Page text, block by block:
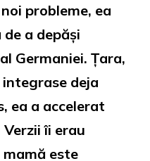
probleme, ea
a depăși
Germaniei. Țara,
deja
ea a accelerat
îi erau
este